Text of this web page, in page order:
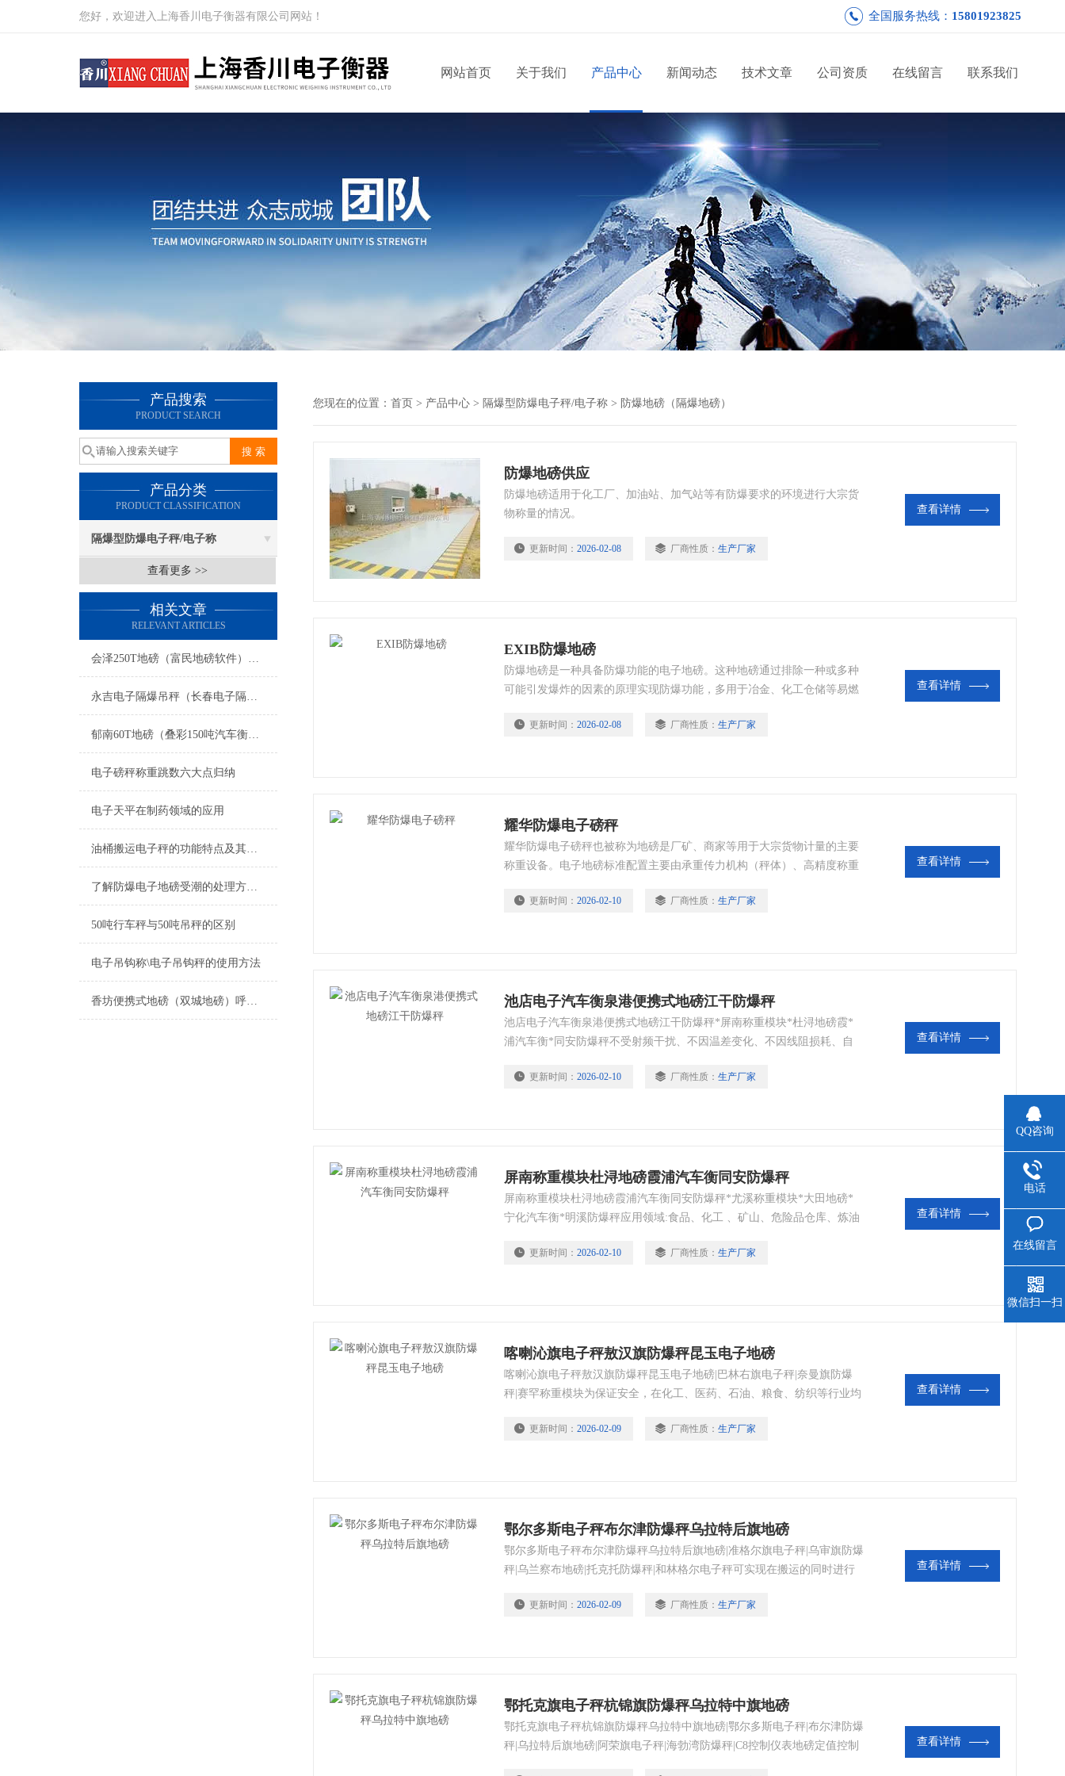
您好，欢迎进入上海香川电子衡器有限公司网站！ 全国服务热线： 15801923825
网站首页 关于我们 产品中心 新闻动态 技术文章 公司资质 在线留言 联系我们
产品搜索
PRODUCT SEARCH
产品分类
PRODUCT CLASSIFICATION
隔爆型防爆电子秤/电子称
查看更多 >>
相关文章
RELEVANT ARTICLES
会泽250T地磅（富民地磅软件）师宗140吨汽车衡维修
永吉电子隔爆吊秤（长春电子隔爆叉车秤）南关电子隔爆钢瓶称维修
郁南60T地磅（叠彩150吨汽车衡）西乡塘10T吊秤）汕尾地磅维修
电子磅秤称重跳数六大点归纳
电子天平在制药领域的应用
油桶搬运电子秤的功能特点及其应用范围
了解防爆电子地磅受潮的处理方法是十分必要的
50吨行车秤与50吨吊秤的区别
电子吊钩称\电子吊钩秤的使用方法
香坊便携式地磅（双城地磅）呼兰便携式汽车衡）尚志汽车衡维修
您现在的位置： 首页 > 产品中心 > 隔爆型防爆电子秤/电子称 > 防爆地磅（隔爆地磅）
防爆地磅供应
防爆地磅适用于化工厂、加油站、加气站等有防爆要求的环境进行大宗货
物称量的情况。
更新时间： 2026-02-08 厂商性质： 生产厂家
查看详情
EXIB防爆地磅
防爆地磅是一种具备防爆功能的电子地磅。这种地磅通过排除一种或多种
可能引发爆炸的因素的原理实现防爆功能，多用于冶金、化工仓储等易燃
更新时间： 2026-02-08 厂商性质： 生产厂家
查看详情
耀华防爆电子磅秤
耀华防爆电子磅秤也被称为地磅是厂矿、商家等用于大宗货物计量的主要
称重设备。电子地磅标准配置主要由承重传力机构（秤体）、高精度称重
功能，也可根据不同用户的要求，选配打印机、大屏幕显示器、电脑管理
更新时间： 2026-02-10 厂商性质： 生产厂家
查看详情
池店电子汽车衡泉港便携式地磅江干防爆秤
池店电子汽车衡泉港便携式地磅江干防爆秤*屏南称重模块*杜浔地磅霞*
浦汽车衡*同安防爆秤不受射频干扰、不因温差变化、不因线阻损耗、自
更新时间： 2026-02-10 厂商性质： 生产厂家
查看详情
屏南称重模块杜浔地磅霞浦汽车衡同安防爆秤
屏南称重模块杜浔地磅霞浦汽车衡同安防爆秤*尤溪称重模块*大田地磅*
宁化汽车衡*明溪防爆秤应用领域:食品、化工 、矿山、危险品仓库、炼油
更新时间： 2026-02-10 厂商性质： 生产厂家
查看详情
喀喇沁旗电子秤敖汉旗防爆秤昆玉电子地磅
喀喇沁旗电子秤敖汉旗防爆秤昆玉电子地磅|巴林右旗电子秤|奈曼旗防爆
秤|赛罕称重模块为保证安全，在化工、医药、石油、粮食、纺织等行业均
更新时间： 2026-02-09 厂商性质： 生产厂家
查看详情
鄂尔多斯电子秤布尔津防爆秤乌拉特后旗地磅
鄂尔多斯电子秤布尔津防爆秤乌拉特后旗地磅|准格尔旗电子秤|乌审旗防爆
秤|乌兰察布地磅|托克托防爆秤|和林格尔电子秤可实现在搬运的同时进行
更新时间： 2026-02-09 厂商性质： 生产厂家
查看详情
鄂托克旗电子秤杭锦旗防爆秤乌拉特中旗地磅
鄂托克旗电子秤杭锦旗防爆秤乌拉特中旗地磅|鄂尔多斯电子秤|布尔津防爆
秤|乌拉特后旗地磅|阿荣旗电子秤|海勃湾防爆秤|C8控制仪表地磅定值控制
查看详情
QQ咨询
电话
在线留言
微信扫一扫